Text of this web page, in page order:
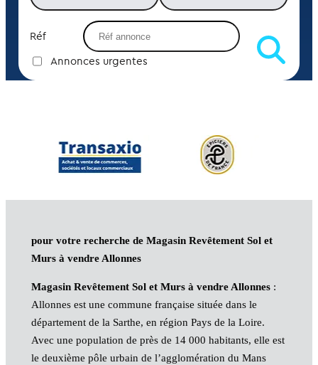
Réf
Annonces urgentes
pour votre recherche de Magasin Revêtement Sol et
Murs à vendre Allonnes
Magasin Revêtement Sol et Murs à vendre Allonnes:
Allonnes est une commune française située dans le
département de la Sarthe, en région Pays de la Loire.
Avec une population de près de 14 000 habitants, elle est
le deuxième pôle urbain de l’agglomération du Mans